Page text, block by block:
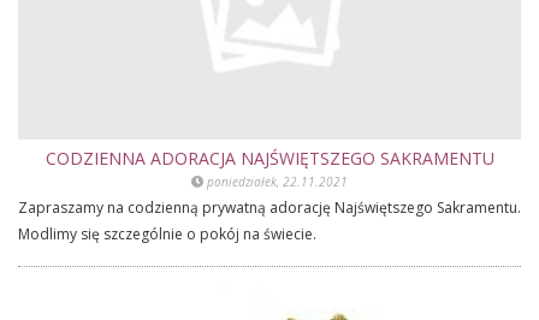
CODZIENNA ADORACJA NAJŚWIĘTSZEGO SAKRAMENTU
poniedziałek, 22.11.2021
Zapraszamy na codzienną prywatną adorację Najświętszego Sakramentu.
Modlimy się szczególnie o pokój na świecie.